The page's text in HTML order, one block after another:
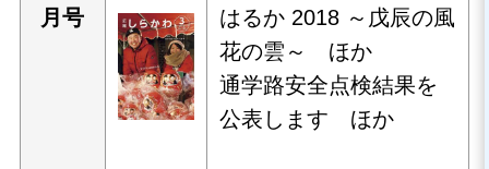
月号
はるか 2018 ～戊辰の風
花の雲～ ほか
通学路安全点検結果を
公表します ほか